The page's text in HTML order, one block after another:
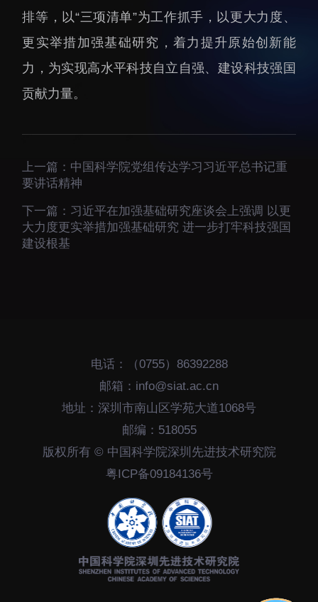
交流动态
国合项目
出国境事务
控股企业
成果超市
树立和践行正确政绩观
学习教育
国家高性能医疗器械创
新中心
国家生物制造产业创新
中心
深港脑科学创新研究院
深圳合成生物学创新研
究院
深圳先进电子材料国际
创新研究院
排等，以“三项清单”为工作抓手，以更大力度、
更实举措加强基础研究，着力提升原始创新能
力，为实现高水平科技自立自强、建设科技强国
贡献力量。
上一篇： 中国科学院党组传达学习习近平总书记重
要讲话精神
下一篇： 习近平在加强基础研究座谈会上强调 以更
大力度更实举措加强基础研究 进一步打牢科技强国
建设根基
电话：（0755）86392288
邮箱：info@siat.ac.cn
地址：深圳市南山区学苑大道1068号
邮编：518055
版权所有 © 中国科学院深圳先进技术研究院
粤ICP备09184136号